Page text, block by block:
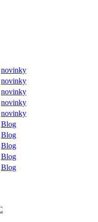
novinky
novinky
novinky
novinky
novinky
Blog
Blog
Blog
Blog
Blog